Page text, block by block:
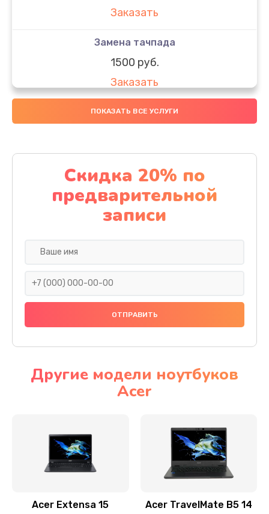
Заказать
Замена тачпада
1500 руб.
Заказать
Замена южного моста
Заказать
Чистка от пыли
1060 руб.
Заказать
Ремонт подсветки
Настройка BIOS
Замена видеочипа
Заказать
ПОКАЗАТЬ ВСЕ УСЛУГИ
Скидка 20% по
предварительной
записи
Другие модели ноутбуков
Acer
Acer Extensa 15 Acer TravelMate B5 14